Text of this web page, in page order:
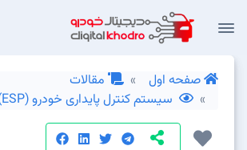
صفحه اول
مقالات
سیستم کنترل پایداری خودرو (ESP)